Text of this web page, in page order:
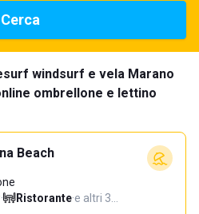
Cerca
windsurf e vela Marano
ombrellone e lettino
Beach
· Ristorante·e altri 3…